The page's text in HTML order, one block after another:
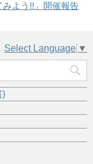
よう!!」開催報告
Select Language ▼
)